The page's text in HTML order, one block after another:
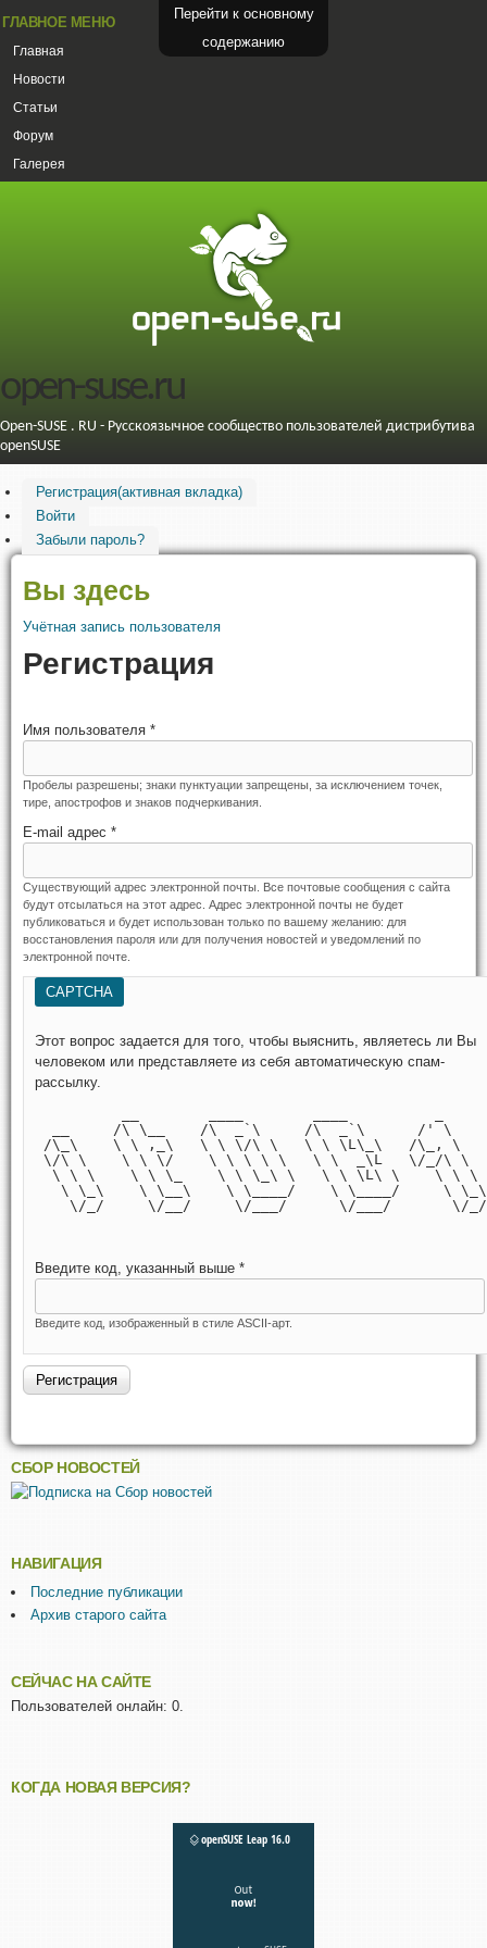
Перейти к основному
содержанию
ГЛАВНОЕ МЕНЮ
Главная
Новости
Статьи
Форум
Галерея
open-suse.ru
Open-SUSE . RU - Русскоязычное сообщество пользователей дистрибутива
openSUSE
Регистрация(активная вкладка)
Войти
Забыли пароль?
Вы здесь
Учётная запись пользователя
Регистрация
Имя пользователя *
Пробелы разрешены; знаки пунктуации запрещены, за исключением точек,
тире, апострофов и знаков подчеркивания.
E-mail адрес *
Существующий адрес электронной почты. Все почтовые сообщения с сайта
будут отсылаться на этот адрес. Адрес электронной почты не будет
публиковаться и будет использован только по вашему желанию: для
восстановления пароля или для получения новостей и уведомлений по
электронной почте.
CAPTCHA
Этот вопрос задается для того, чтобы выяснить, являетесь ли Вы
человеком или представляете из себя автоматическую спам-
рассылку.
  __     /\ \__    /\  _`\     /\  _`\      /' \
/\_\    \ \ ,_\   \ \ \/\ \   \ \ \L\_\   /\_, \
\/\ \    \ \ \/    \ \ \ \ \   \ \  _\L   \/_/\ \
  \ \ \    \ \ \_    \ \ \_\ \   \ \ \L\ \    \ \ \
   \ \_\    \ \__\    \ \____/    \ \____/     \ \_\
    \/_/     \/__/     \/___/      \/___/       \/_/
Введите код, указанный выше *
Введите код, изображенный в стиле ASCII-арт.
СБОР НОВОСТЕЙ
НАВИГАЦИЯ
Последние публикации
Архив старого сайта
СЕЙЧАС НА САЙТЕ
Пользователей онлайн: 0.
КОГДА НОВАЯ ВЕРСИЯ?